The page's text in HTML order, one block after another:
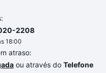
2208
18:00
atraso:
ou através do Telefone